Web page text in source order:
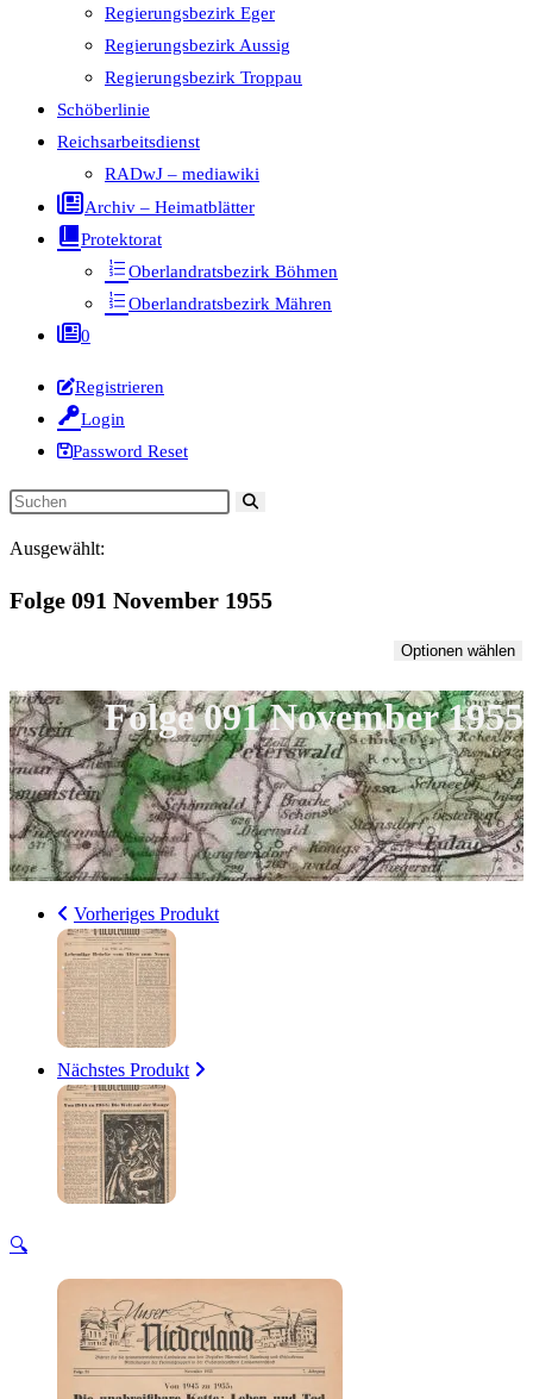
Regierungsbezirk Eger
Regierungsbezirk Aussig
Regierungsbezirk Troppau
Schöberlinie
Reichsarbeitsdienst
RADwJ – mediawiki
Archiv – Heimatblätter
Protektorat
Oberlandratsbezirk Böhmen
Oberlandratsbezirk Mähren
0
Registrieren
Login
Password Reset
Diese
durchsuchen
Ausgewählt:
Folge 091 November 1955
Optionen wählen
Folge 091 November 1955
Vorheriges Produkt
Nächstes Produkt
🔍